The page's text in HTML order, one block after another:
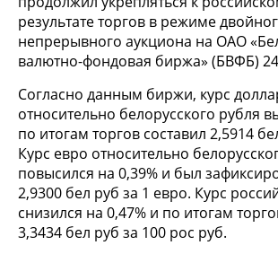
результате торгов в режиме
непрерывного аукциона на ОАО
валютно-фондовая биржа» (БВФБ)
Согласно данным биржи, курс
относительно белорусского рубля
по итогам торгов составил 2,5914
Курс евро относительно
повысился на 0,39% и был
2,9300 бел руб за 1 евро. Курс
снизился на 0,47% и по итогам
3,3434 бел руб за 100 рос руб.